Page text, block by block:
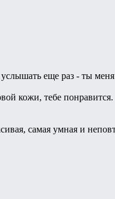
еще раз - ты
кожи, тебе понравится.
самая умная и